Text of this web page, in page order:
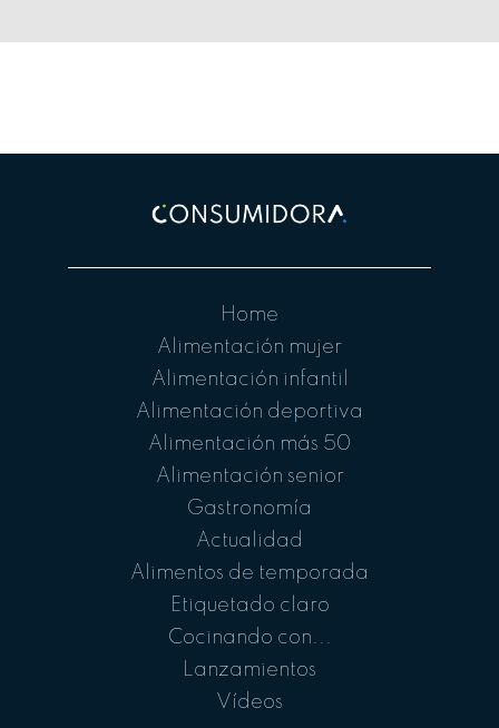
Home
Alimentación mujer
Alimentación infantil
Alimentación deportiva
Alimentación más 50
Alimentación senior
Gastronomía
Actualidad
Alimentos de temporada
Etiquetado claro
Cocinando con...
Lanzamientos
Vídeos